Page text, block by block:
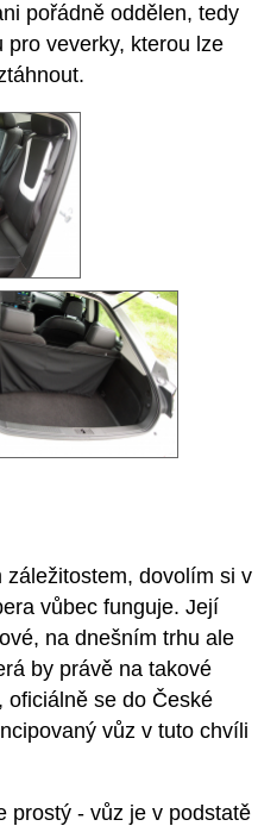
pořádně oddělen, tedy
veverky, kterou lze
dovolím si v
vůbec funguje. Její
na dnešním trhu ale
by právě na takové
oficiálně se do České
vůz v tuto chvíli
prostý - vůz je v podstatě